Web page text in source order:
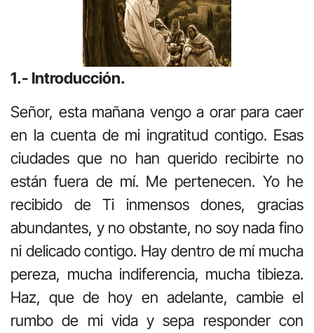
1.- Introducción.
Señor, esta mañana vengo a orar para caer
en la cuenta de mi ingratitud contigo. Esas
ciudades que no han querido recibirte no
están fuera de mí. Me pertenecen. Yo he
recibido de Ti inmensos dones, gracias
abundantes, y no obstante, no soy nada fino
ni delicado contigo. Hay dentro de mí mucha
pereza, mucha indiferencia, mucha tibieza.
Haz, que de hoy en adelante, cambie el
rumbo de mi vida y sepa responder con